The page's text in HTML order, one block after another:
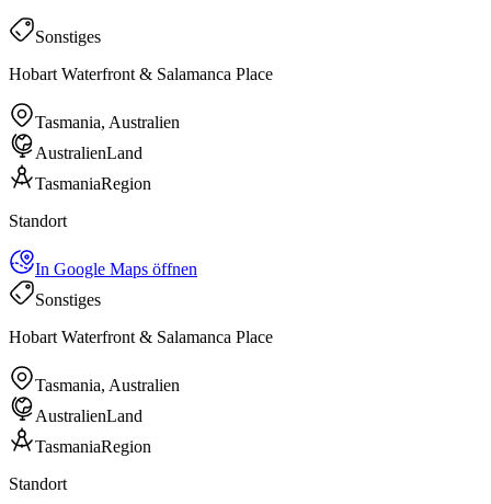
Sonstiges
Hobart Waterfront & Salamanca Place
Tasmania, Australien
AustralienLand
TasmaniaRegion
Standort
In Google Maps öffnen
Sonstiges
Hobart Waterfront & Salamanca Place
Tasmania, Australien
AustralienLand
TasmaniaRegion
Standort